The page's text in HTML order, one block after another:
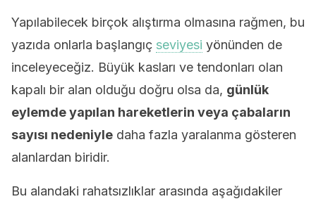
Yapılabilecek birçok alıştırma olmasına rağmen, bu
yazıda onlarla başlangıç seviyesi yönünden de
inceleyeceğiz. Büyük kasları ve tendonları olan
kapalı bir alan olduğu doğru olsa da, günlük
eylemde yapılan hareketlerin veya çabaların
sayısı nedeniyle daha fazla yaralanma gösteren
alanlardan biridir.
Bu alandaki rahatsızlıklar arasında aşağıdakiler